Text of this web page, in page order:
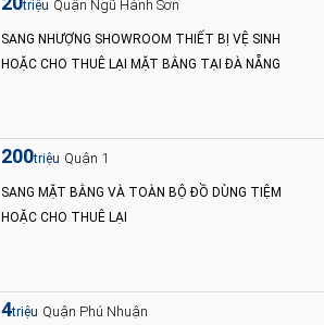
triệu Quận Ngũ Hành Sơn
SANG NHƯỢNG SHOWROOM THIẾT BỊ VỆ SINH
HOẶC CHO THUÊ LẠI MẶT BẰNG TẠI ĐÀ NẴNG
200triệu Quận 1
SANG MẶT BẰNG VÀ TOÀN BỘ ĐỒ DÙNG TIỆM
HOẶC CHO THUÊ LẠI
4triệu Quận Phú Nhuận